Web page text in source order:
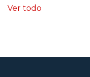
Ver todo